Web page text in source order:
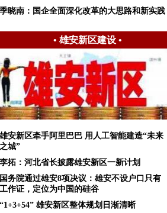
季晓南：国企全面深化改革的大思路和新实践
• 雄安新区建设•
雄安新区牵手阿里巴巴 用人工智能建造“未来
之城”
李拓：河北省长披露雄安新区一新计划
国务院通过雄安8项决议：雄安不设户口只有
工作证，定位为中国的硅谷
“1+3+54” 雄安新区整体规划日渐清晰